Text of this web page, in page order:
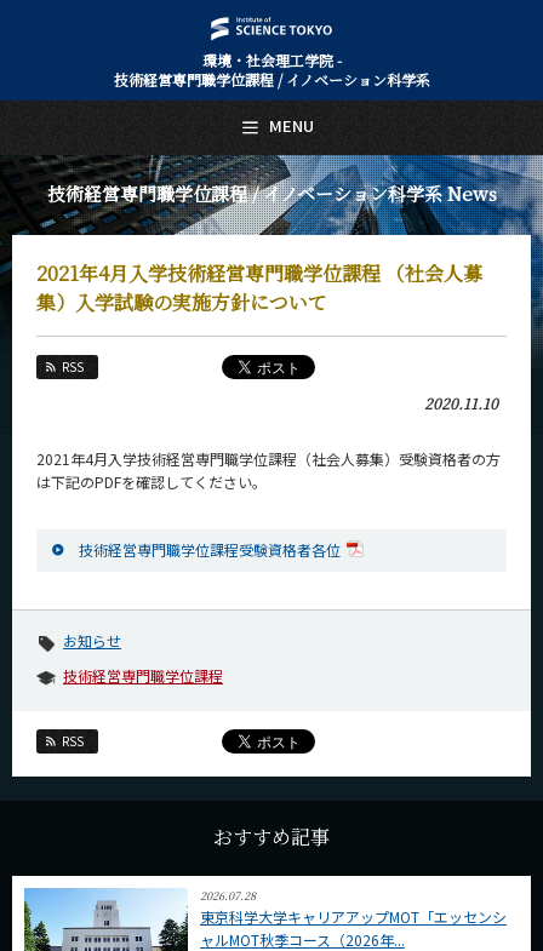
環境・社会理工学院 -
技術経営専門職学位課程 / イノベーション科学系
技術経営専門職学位課程 / イノベーション科学系 News
2021年4月入学技術経営専門職学位課程 （社会人募
集）入学試験の実施方針について
RSS
2020.11.10
2021年4月入学技術経営専門職学位課程（社会人募集）受験資格者の方
は下記のPDFを確認してください。
技術経営専門職学位課程受験資格者各位
お知らせ
技術経営専門職学位課程
RSS
おすすめ記事
2026.07.28
東京科学大学キャリアアップMOT「エッセンシ
ャルMOT秋季コース（2026年...
MENU
日本語 English
Top Page
技術経営専門職学位課程 / イノベーション科学系について
About Us
教育
Education
教員・研究室
Faculty and Laboratories
入学案内
Admissions
技術経営専門職学位課程 / イノベーション科学系 News
News
カテゴリ別
月別
Event Calendar
サイト構成